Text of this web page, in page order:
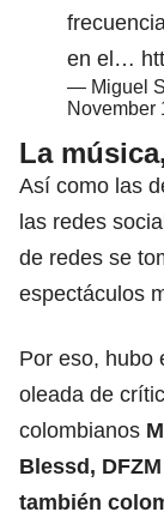
en el…
— Miguel
November
La
Así como las
las redes
de redes se
espectáculos
Por eso, hubo
oleada de
colombianos
Blessd,
también